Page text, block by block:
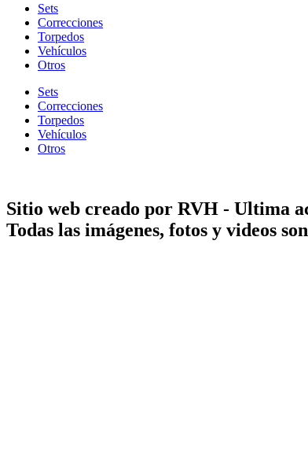
Sets
Correcciones
Torpedos
Vehículos
Otros
Sets
Correcciones
Torpedos
Vehículos
Otros
Sitio web creado por RVH - Ultima
Todas las imágenes, fotos y videos